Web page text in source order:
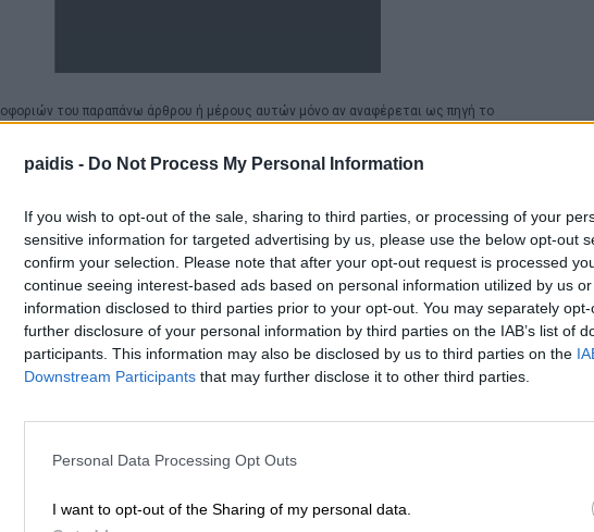
paidis - Do Not Process My Personal Information
If you wish to opt-out of the sale, sharing to third parties, or processing of your
sensitive information for targeted advertising by us, please use the below opt-out
confirm your selection. Please note that after your opt-out request is processed
continue seeing interest-based ads based on personal information utilized by us
information disclosed to third parties prior to your opt-out. You may separately
further disclosure of your personal information by third parties on the IAB’s list of
participants. This information may also be disclosed by us to third parties on the
Downstream Participants that may further disclose it to other third parties.
Personal Data Processing Opt Outs
I want to opt-out of the Sharing of my personal data.
του παραπάνω άρθρου ή μέρους αυτών μόνο αν αναφέρεται ως πηγή το